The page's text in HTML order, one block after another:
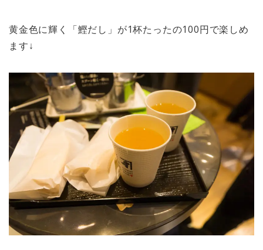
黄金色に輝く「鰹だし」が1杯たったの100円で楽しめ
ます↓